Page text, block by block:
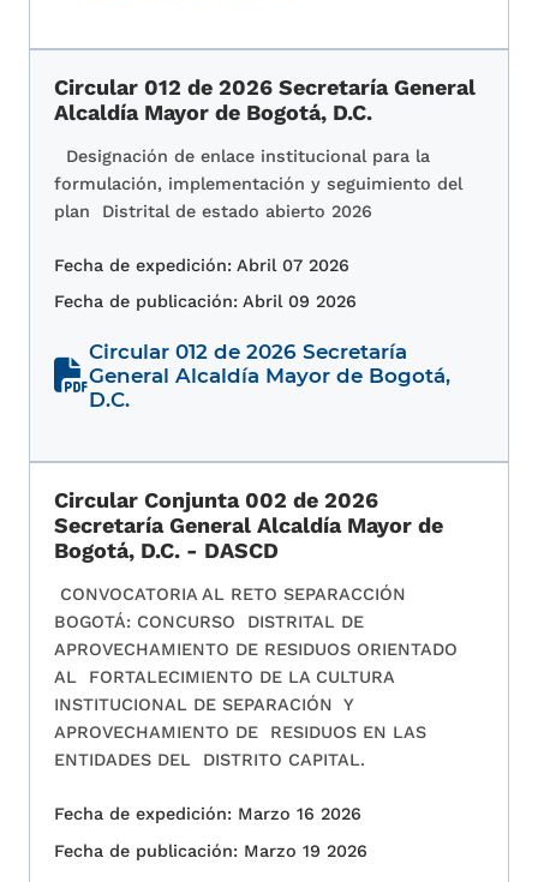
Circular 012 de 2026 Secretaría General
Alcaldía Mayor de Bogotá, D.C.
Designación de enlace institucional para la
formulación, implementación y seguimiento del
plan Distrital de estado abierto 2026
Fecha de expedición: Abril 07 2026
Fecha de publicación: Abril 09 2026
Circular 012 de 2026 Secretaría
General Alcaldía Mayor de Bogotá,
D.C.
Circular Conjunta 002 de 2026
Secretaría General Alcaldía Mayor de
Bogotá, D.C. - DASCD
CONVOCATORIA AL RETO SEPARACCIÓN
BOGOTÁ: CONCURSO DISTRITAL DE
APROVECHAMIENTO DE RESIDUOS ORIENTADO
AL FORTALECIMIENTO DE LA CULTURA
INSTITUCIONAL DE SEPARACIÓN Y
APROVECHAMIENTO DE RESIDUOS EN LAS
ENTIDADES DEL DISTRITO CAPITAL.
Fecha de expedición: Marzo 16 2026
Fecha de publicación: Marzo 19 2026